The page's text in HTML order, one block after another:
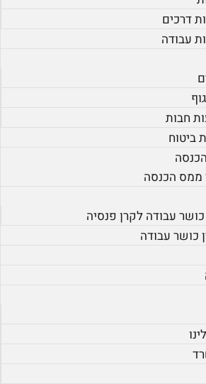
דרכים
עבודה
חבות
ביטוח
ממס הכנסה
עבודה לקרן פנסיה
כושר עבודה